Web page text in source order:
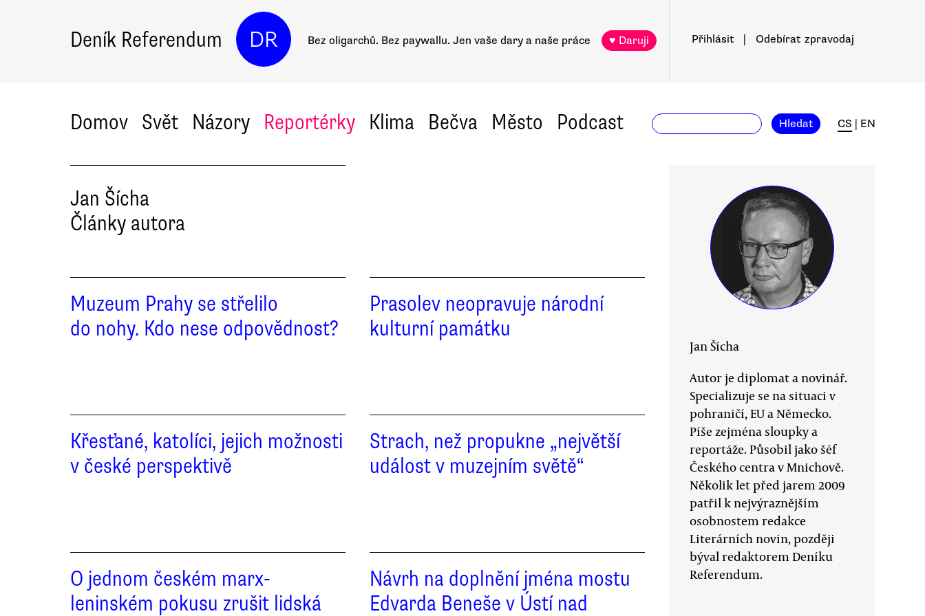
Deník Referendum DR Bez oligarchů. Bez paywallu. Jen vaše dary a naše práce ♥ Daruji Přihlásit Odebírat zpravodaj
Domov Svět Názory Reportérky Klima Bečva Město Podcast Hledat CS EN
Jan Šícha
Články autora
Muzeum Prahy se střelilo
do nohy. Kdo nese odpovědnost?
Prasolev neopravuje národní
kulturní památku
Křesťané, katolíci, jejich možnosti
v české perspektivě
Strach, než propukne „největší
událost v muzejním světě“
O jednom českém marx-
leninském pokusu zrušit lidská
Návrh na doplnění jména mostu
Edvarda Beneše v Ústí nad
Jan Šícha
Autor je diplomat a novinář.
Specializuje se na situaci v
pohraničí, EU a Německo.
Píše zejména sloupky a
reportáže. Působil jako šéf
Českého centra v Mnichově.
Několik let před jarem 2009
patřil k nejvýraznějším
osobnostem redakce
Literárních novin, později
býval redaktorem Deníku
Referendum.